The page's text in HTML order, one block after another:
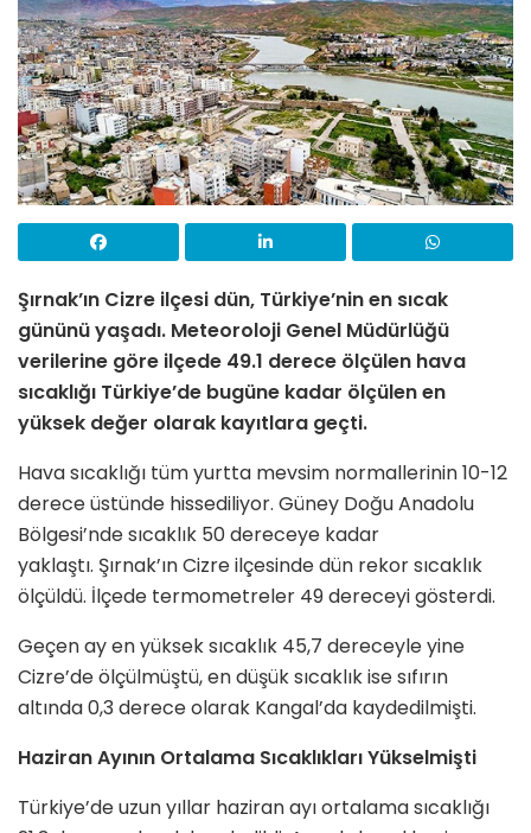
Şırnak’ın Cizre ilçesi dün, Türkiye’nin en sıcak
gününü yaşadı. Meteoroloji Genel Müdürlüğü
verilerine göre ilçede 49.1 derece ölçülen hava
sıcaklığı Türkiye’de bugüne kadar ölçülen en
yüksek değer olarak kayıtlara geçti.
Hava sıcaklığı tüm yurtta mevsim normallerinin 10-12
derece üstünde hissediliyor. Güney Doğu Anadolu
Bölgesi’nde sıcaklık 50 dereceye kadar
yaklaştı. Şırnak’ın Cizre ilçesinde dün rekor sıcaklık
ölçüldü. İlçede termometreler 49 dereceyi gösterdi.
Geçen ay en yüksek sıcaklık 45,7 dereceyle yine
Cizre’de ölçülmüştü, en düşük sıcaklık ise sıfırın
altında 0,3 derece olarak Kangal’da kaydedilmişti.
Haziran Ayının Ortalama Sıcaklıkları Yükselmişti
Türkiye’de uzun yıllar haziran ayı ortalama sıcaklığı